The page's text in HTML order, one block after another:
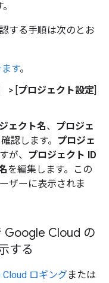
する手順は次のとお
す。
> [プロジェクト設定]
ェクト名、 プロジェ
認します。 プロジェ
が、 プロジェクト ID
を編集します。この
ザーに表示されま
Google Cloud の
する
Cloud ロギングまたは